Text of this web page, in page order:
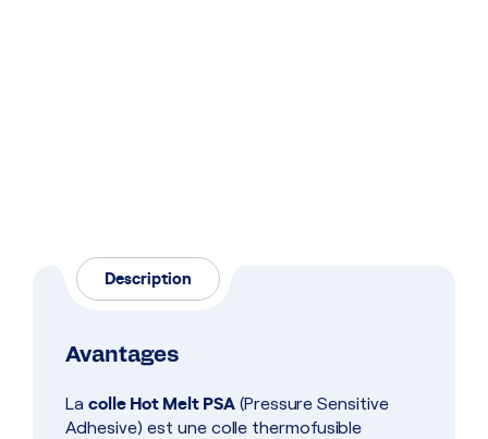
Description
Avantages
La colle Hot Melt PSA (Pressure Sensitive
Adhesive) est une colle thermofusible